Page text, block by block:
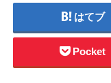
はてブ
Pocket